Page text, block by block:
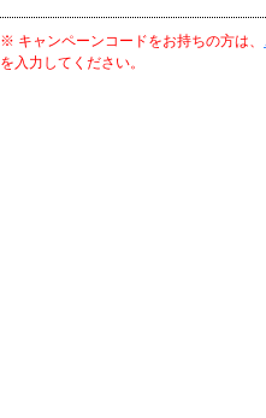
※ キャンペーンコードをお持ちの方は、
を入力してください。